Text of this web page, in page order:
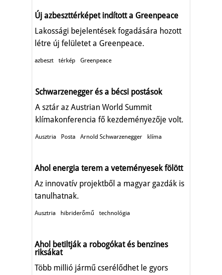
Új azbeszttérképet indított a Greenpeace
Lakossági bejelentések fogadására hozott
létre új felületet a Greenpeace.
azbeszt térkép Greenpeace
Schwarzenegger és a bécsi postások
A sztár az Austrian World Summit
klímakonferencia fő kezdeményezője volt.
Ausztria Posta Arnold Schwarzenegger klíma
Ahol energia terem a veteményesek fölött
Az innovatív projektből a magyar gazdák is
tanulhatnak.
Ausztria hibriderőmű technológia
Ahol betiltják a robogókat és benzines
riksákat
Több millió jármű cserélődhet le gyors